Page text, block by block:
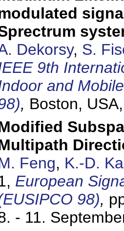
Dekorsy, S.
9th
and
, Boston,
Feng, K.-D.
European
98),
- 11.